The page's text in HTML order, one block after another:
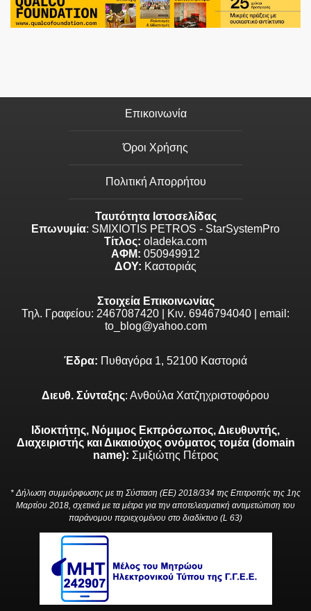
Επικοινωνία
Όροι Χρήσης
Πολιτική Απορρήτου
Ταυτότητα Ιστοσελίδας
Επωνυμία: SMIXIOTIS PETROS - StarSystemPro
Τίτλος: oladeka.com
ΑΦΜ: 050949912
ΔΟΥ: Καστοριάς
Στοιχεία Επικοινωνίας
Τηλ. Γραφείου: 2467087420 | Κιν. 6946794040 | email:
to_blog@yahoo.com
Έδρα: Πυθαγόρα 1, 52100 Καστοριά
Διευθ. Σύνταξης: Ανθούλα Χατζηχριστοφόρου
Ιδιοκτήτης, Νόμιμος Εκπρόσωπος, Διευθυντής,
Διαχειριστής και Δικαιούχος ονόματος τομέα (domain
name): Σμιξιώτης Πέτρος
* Δήλωση συμμόρφωσης με τη Σύσταση (ΕΕ) 2018/334 της Επιτροπής της 1ης
Μαρτίου 2018, σχετικά με τα μέτρα για την αποτελεσματική αντιμετώπιση του
παράνομου περιεχομένου στο διαδίκτυο (L 63)